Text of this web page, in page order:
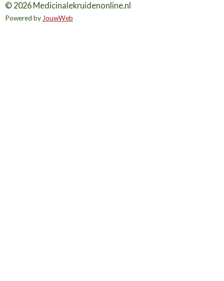
© 2026 Medicinalekruidenonline.nl
Powered by JouwWeb